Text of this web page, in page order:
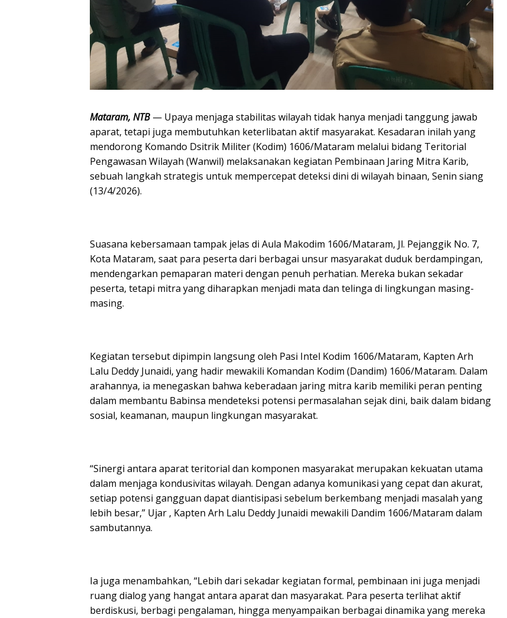
Mataram, NTB — Upaya menjaga stabilitas wilayah tidak hanya menjadi tanggung jawab
aparat, tetapi juga membutuhkan keterlibatan aktif masyarakat. Kesadaran inilah yang
mendorong Komando Dsitrik Militer (Kodim) 1606/Mataram melalui bidang Teritorial
Pengawasan Wilayah (Wanwil) melaksanakan kegiatan Pembinaan Jaring Mitra Karib,
sebuah langkah strategis untuk mempercepat deteksi dini di wilayah binaan, Senin siang
(13/4/2026).
Suasana kebersamaan tampak jelas di Aula Makodim 1606/Mataram, Jl. Pejanggik No. 7,
Kota Mataram, saat para peserta dari berbagai unsur masyarakat duduk berdampingan,
mendengarkan pemaparan materi dengan penuh perhatian. Mereka bukan sekadar
peserta, tetapi mitra yang diharapkan menjadi mata dan telinga di lingkungan masing-
masing.
Kegiatan tersebut dipimpin langsung oleh Pasi Intel Kodim 1606/Mataram, Kapten Arh
Lalu Deddy Junaidi, yang hadir mewakili Komandan Kodim (Dandim) 1606/Mataram. Dalam
arahannya, ia menegaskan bahwa keberadaan jaring mitra karib memiliki peran penting
dalam membantu Babinsa mendeteksi potensi permasalahan sejak dini, baik dalam bidang
sosial, keamanan, maupun lingkungan masyarakat.
“Sinergi antara aparat teritorial dan komponen masyarakat merupakan kekuatan utama
dalam menjaga kondusivitas wilayah. Dengan adanya komunikasi yang cepat dan akurat,
setiap potensi gangguan dapat diantisipasi sebelum berkembang menjadi masalah yang
lebih besar,” Ujar , Kapten Arh Lalu Deddy Junaidi mewakili Dandim 1606/Mataram dalam
sambutannya.
Ia juga menambahkan, “Lebih dari sekadar kegiatan formal, pembinaan ini juga menjadi
ruang dialog yang hangat antara aparat dan masyarakat. Para peserta terlihat aktif
berdiskusi, berbagi pengalaman, hingga menyampaikan berbagai dinamika yang mereka